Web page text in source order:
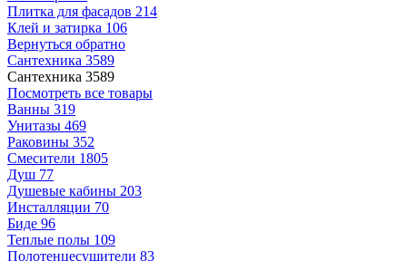
Плитка для фасадов 214
Клей и затирка 106
Вернуться обратно
Сантехника 3589
Сантехника 3589
Посмотреть все товары
Ванны 319
Унитазы 469
Раковины 352
Смесители 1805
Душ 77
Душевые кабины 203
Инсталляции 70
Биде 96
Теплые полы 109
Полотенцесушители 83